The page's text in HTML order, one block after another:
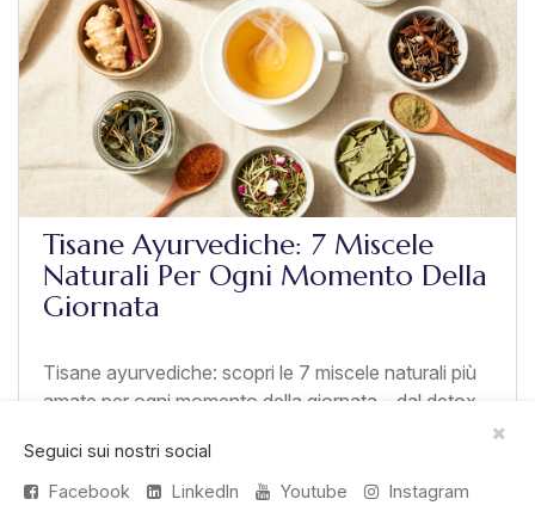
Tisane Ayurvediche: 7 Miscele
Naturali Per Ogni Momento Della
Giornata
Tisane ayurvediche: scopri le 7 miscele naturali più
amate per ogni momento della giornata – dal detox
Seguici sui nostri social
Facebook
LinkedIn Youtube Instagram